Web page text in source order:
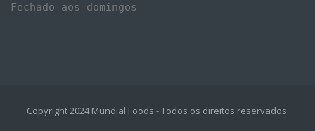
Fechado aos domingos
Copyright 2024 Mundial Foods - Todos os direitos reservados.